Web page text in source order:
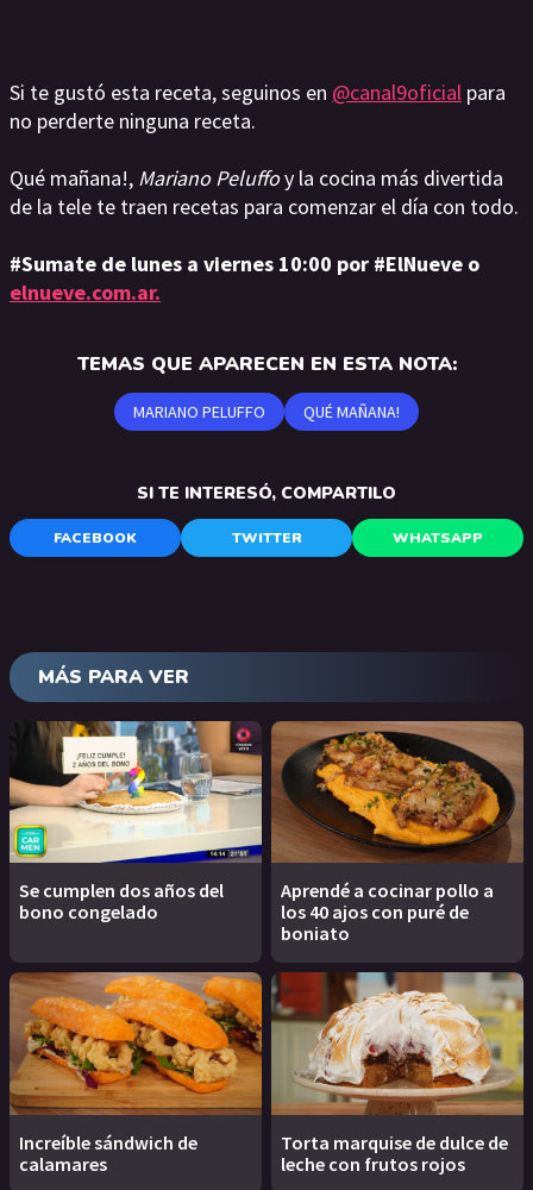
Si te gustó esta receta, seguinos en @canal9oficial para
no perderte ninguna receta.
Qué mañana!, Mariano Peluffoy la cocina más divertida
de la tele te traen recetas para comenzar el día con todo.
#Sumate de lunes a viernes 10:00 por #ElNueve o
elnueve.com.ar.
TEMAS QUE APARECEN EN ESTA NOTA:
MARIANO PELUFFO QUÉ MAÑANA!
SI TE INTERESÓ, COMPARTILO
FACEBOOK TWITTER WHATSAPP
MÁS PARA VER
Se cumplen dos años del
bono congelado
Aprendé a cocinar pollo a
los 40 ajos con puré de
boniato
Increíble sándwich de
calamares
Torta marquise de dulce de
leche con frutos rojos